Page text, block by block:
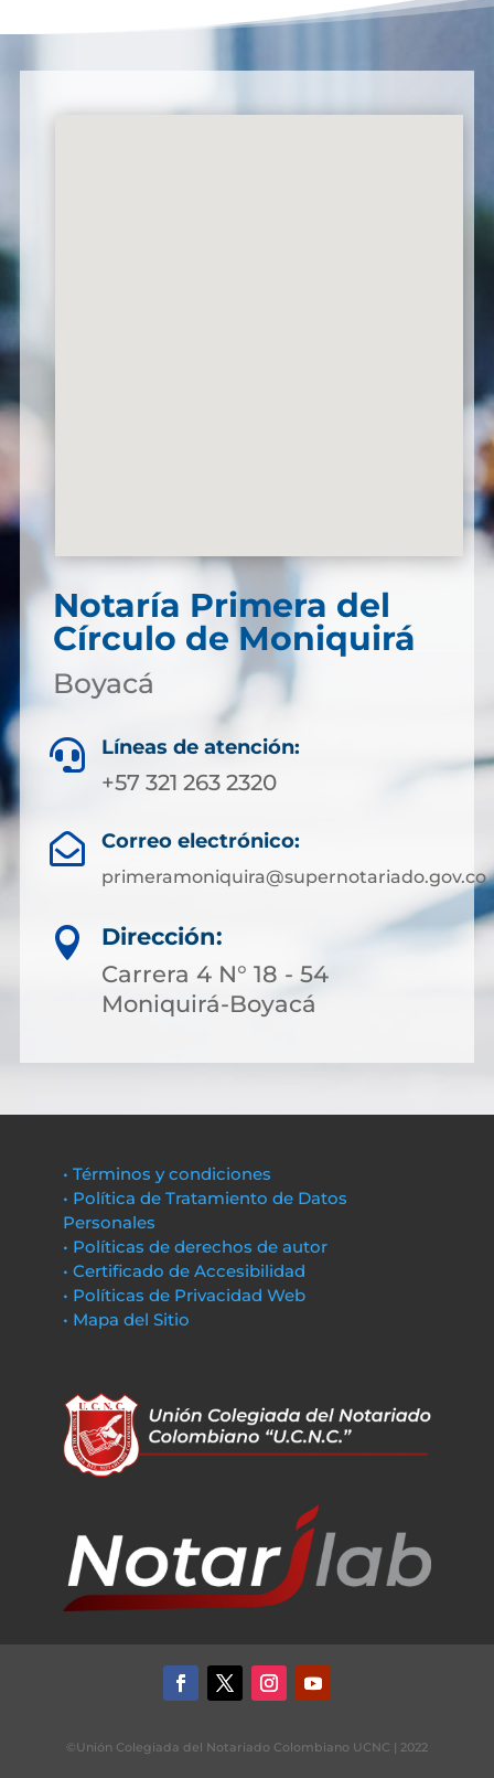
Notaría Primera del
Círculo de Moniquirá
Boyacá
 Líneas de atención:
+57 321 263 2320
 Correo electrónico:
primeramoniquira@supernotariado.gov.co

Dirección:
Carrera 4 N° 18 - 54
Moniquirá-Boyacá
• Términos y condiciones
• Política de Tratamiento de Datos
Personales
• Políticas de derechos de autor
• Certificado de Accesibilidad
• Políticas de Privacidad Web
• Mapa del Sitio
©Unión Colegiada del Notariado Colombiano UCNC | 2022